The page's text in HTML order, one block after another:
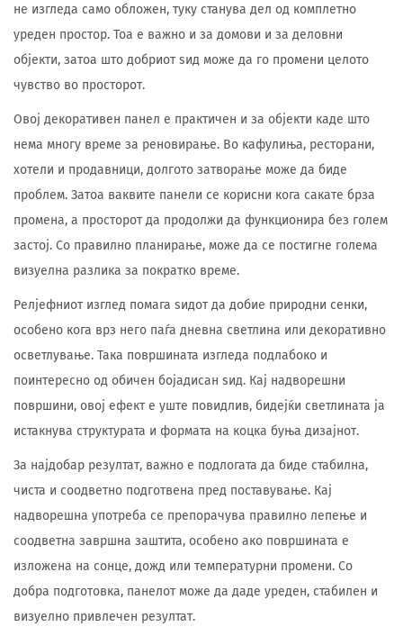
не изгледа само обложен, туку станува дел од комплетно
уреден простор. Тоа е важно и за домови и за деловни
објекти, затоа што добриот ѕид може да го промени целото
чувство во просторот.
Овој декоративен панел е практичен и за објекти каде што
нема многу време за реновирање. Во кафулиња, ресторани,
хотели и продавници, долгото затворање може да биде
проблем. Затоа ваквите панели се корисни кога сакате брза
промена, а просторот да продолжи да функционира без голем
застој. Со правилно планирање, може да се постигне голема
визуелна разлика за пократко време.
Релјефниот изглед помага ѕидот да добие природни сенки,
особено кога врз него паѓа дневна светлина или декоративно
осветлување. Така површината изгледа подлабоко и
поинтересно од обичен бојадисан ѕид. Кај надворешни
површини, овој ефект е уште повидлив, бидејќи светлината ја
истакнува структурата и формата на коцка буња дизајнот.
За најдобар резултат, важно е подлогата да биде стабилна,
чиста и соодветно подготвена пред поставување. Кај
надворешна употреба се препорачува правилно лепење и
соодветна завршна заштита, особено ако површината е
изложена на сонце, дожд или температурни промени. Со
добра подготовка, панелот може да даде уреден, стабилен и
визуелно привлечен резултат.